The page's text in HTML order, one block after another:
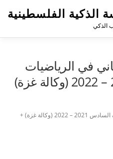
الذكية الفلسطينية
الذكي
في الرياضيات
للصف السادس 2021 – 2022 (وكالة غزة)
امتحان رياضيات لنهاية الفصل الثاني للصف السادس 2021 – 2022 (وكالة غزة) +